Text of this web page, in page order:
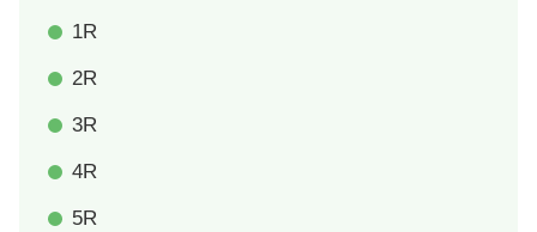
1R
2R
3R
4R
5R